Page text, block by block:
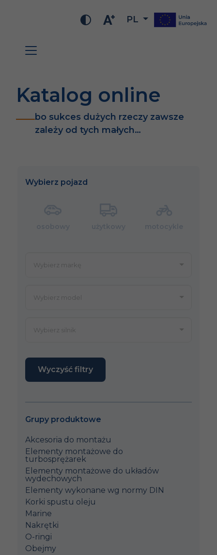
PL
Katalog online
bo sukces dużych rzeczy zawsze
zależy od tych małych…
Wybierz pojazd
Wyczyść filtry
Grupy produktowe
Akcesoria do montażu
Elementy montażowe do
turbosprężarek
Elementy montażowe do układów
wydechowych
Elementy wykonane wg normy DIN
Korki spustu oleju
Marine
Nakrętki
O-ringi
Obejmy